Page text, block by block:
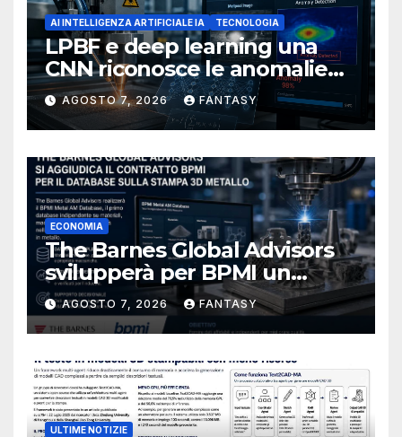
AI INTELLIGENZA ARTIFICIALE IA TECNOLOGIA
LPBF e deep learning una
CNN riconosce le anomalie
del bagno di fusione
AGOSTO 7, 2026 FANTASY
ECONOMIA
The Barnes Global Advisors
svilupperà per BPMI un
database per la stampa 3D
metallica destinata alla filiera
navale statunitense
AGOSTO 7, 2026 FANTASY
ULTIME NOTIZIE